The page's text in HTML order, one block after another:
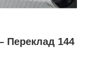
Переклад 144